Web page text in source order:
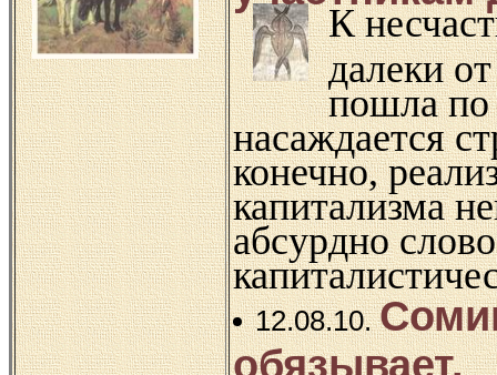
К
далеки
пошла по
насаждается
конечно,
капитализма
абсурдно
12.08.10.
обязывает.